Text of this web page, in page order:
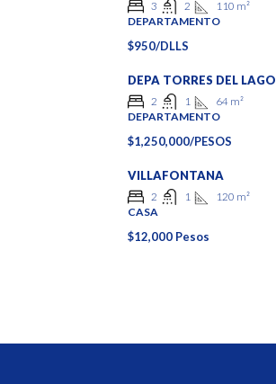
3 2 110 m²
DEPARTAMENTO
$950/DLLS
DEPA TORRES DEL LAGO
2 1 64 m²
DEPARTAMENTO
$1,250,000/PESOS
VILLAFONTANA
2 1 120 m²
CASA
$12,000 Pesos